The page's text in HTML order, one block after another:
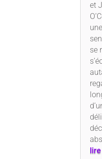
et
se